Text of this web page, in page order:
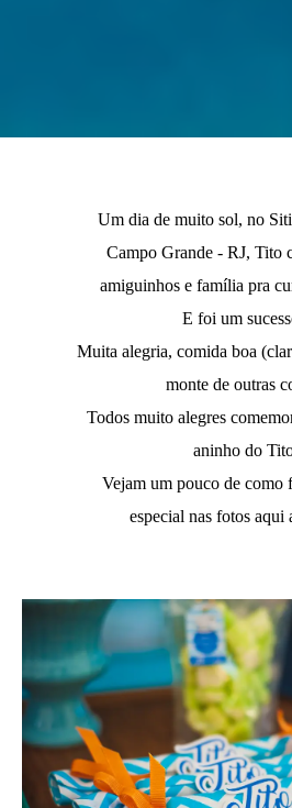
Um dia de muito sol, no
Campo Grande - RJ, Tito
amiguinhos e família pra
E foi um
Muita alegria, comida boa
monte de outras
Todos muito alegres
aninho do
Vejam um pouco de como
especial nas fotos aqui